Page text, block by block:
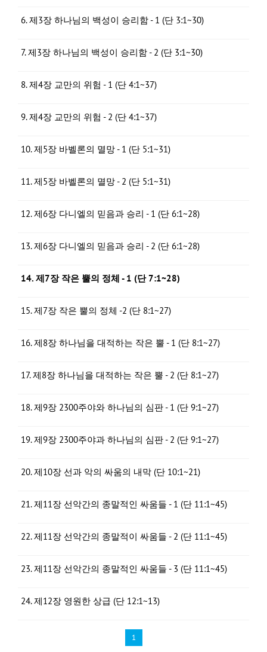
6. 제3장 하나님의 백성이 승리함 - 1 (단 3:1~30)
7. 제3장 하나님의 백성이 승리함 - 2 (단 3:1~30)
8. 제4장 교만의 위험 - 1 (단 4:1~37)
9. 제4장 교만의 위험 - 2 (단 4:1~37)
10. 제5장 바벨론의 멸망 - 1 (단 5:1~31)
11. 제5장 바벨론의 멸망 - 2 (단 5:1~31)
12. 제6장 다니엘의 믿음과 승리 - 1 (단 6:1~28)
13. 제6장 다니엘의 믿음과 승리 - 2 (단 6:1~28)
14. 제7장 작은 뿔의 정체 - 1 (단 7:1~28)
15. 제7장 작은 뿔의 정체 -2 (단 8:1~27)
16. 제8장 하나님을 대적하는 작은 뿔 - 1 (단 8:1~27)
17. 제8장 하나님을 대적하는 작은 뿔 - 2 (단 8:1~27)
18. 제9장 2300주야와 하나님의 심판 - 1 (단 9:1~27)
19. 제9장 2300주야과 하나님의 심판 - 2 (단 9:1~27)
20. 제10장 선과 악의 싸움의 내막 (단 10:1~21)
21. 제11장 선악간의 종말적인 싸움들 - 1 (단 11:1~45)
22. 제11장 선악간의 종말적이 싸움들 - 2 (단 11:1~45)
23. 제11장 선악간의 종말적인 싸움들 - 3 (단 11:1~45)
24. 제12장 영원한 상급 (단 12:1~13)
1